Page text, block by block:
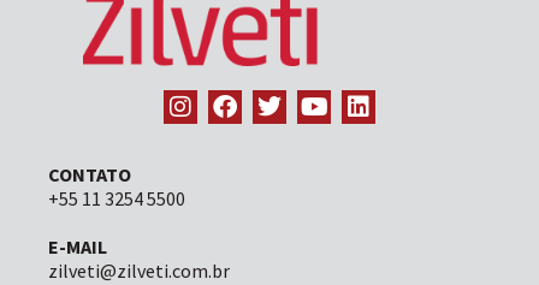
CONTATO
+55 11 3254 5500
E-MAIL
zilveti@zilveti.com.br